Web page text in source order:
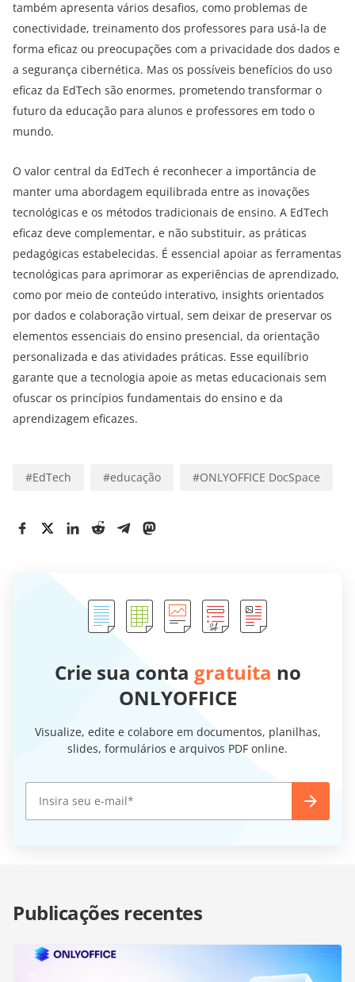
também apresenta vários desafios, como problemas de
conectividade, treinamento dos professores para usá-la de
forma eficaz ou preocupações com a privacidade dos dados e
a segurança cibernética. Mas os possíveis benefícios do uso
eficaz da EdTech são enormes, prometendo transformar o
futuro da educação para alunos e professores em todo o
mundo.
O valor central da EdTech é reconhecer a importância de
manter uma abordagem equilibrada entre as inovações
tecnológicas e os métodos tradicionais de ensino. A EdTech
eficaz deve complementar, e não substituir, as práticas
pedagógicas estabelecidas. É essencial apoiar as ferramentas
tecnológicas para aprimorar as experiências de aprendizado,
como por meio de conteúdo interativo, insights orientados
por dados e colaboração virtual, sem deixar de preservar os
elementos essenciais do ensino presencial, da orientação
personalizada e das atividades práticas. Esse equilíbrio
garante que a tecnologia apoie as metas educacionais sem
ofuscar os princípios fundamentais do ensino e da
aprendizagem eficazes.
#EdTech #educação #ONLYOFFICE DocSpace
Crie sua conta gratuita no
ONLYOFFICE
Visualize, edite e colabore em documentos, planilhas,
slides, formulários e arquivos PDF online.
Publicações recentes